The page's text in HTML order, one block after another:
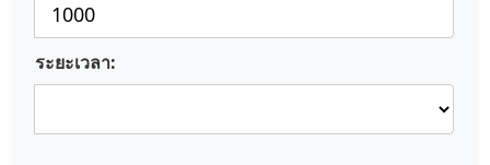
ระยะเวลา: